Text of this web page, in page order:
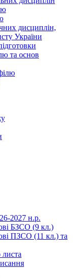
дисциплін,
України
та основ
2027 н.р.
БЗСО (9 кл.)
ПЗСО (11 кл.) та
листа